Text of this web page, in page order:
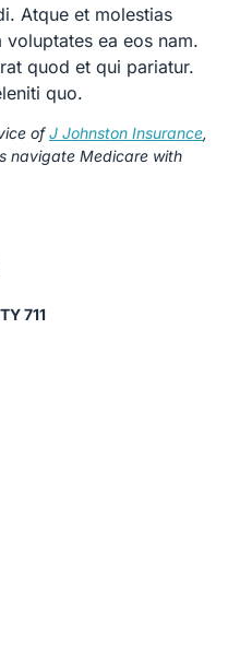
Atque et molestias
voluptates ea eos nam.
quod et qui pariatur.
quo.
ofJ Johnston Insurance,
navigate Medicare with
711